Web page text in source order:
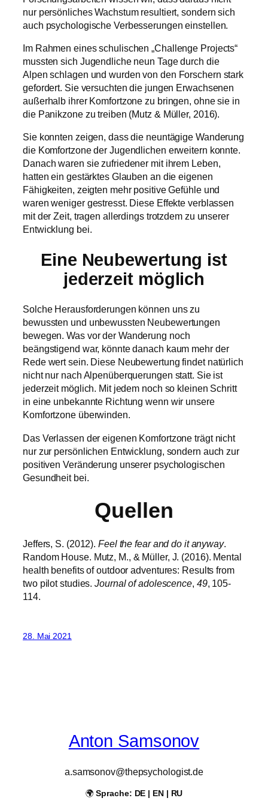
nur persönliches Wachstum resultiert, sondern sich
auch psychologische Verbesserungen einstellen.
Im Rahmen eines schulischen „Challenge Projects“
mussten sich Jugendliche neun Tage durch die
Alpen schlagen und wurden von den Forschern stark
gefordert. Sie versuchten die jungen Erwachsenen
außerhalb ihrer Komfortzone zu bringen, ohne sie in
die Panikzone zu treiben (Mutz & Müller, 2016).
Sie konnten zeigen, dass die neuntägige Wanderung
die Komfortzone der Jugendlichen erweitern konnte.
Danach waren sie zufriedener mit ihrem Leben,
hatten ein gestärktes Glauben an die eigenen
Fähigkeiten, zeigten mehr positive Gefühle und
waren weniger gestresst. Diese Effekte verblassen
mit der Zeit, tragen allerdings trotzdem zu unserer
Entwicklung bei.
Eine Neubewertung ist
jederzeit möglich
Solche Herausforderungen können uns zu
bewussten und unbewussten Neubewertungen
bewegen. Was vor der Wanderung noch
beängstigend war, könnte danach kaum mehr der
Rede wert sein. Diese Neubewertung findet natürlich
nicht nur nach Alpenüberquerungen statt. Sie ist
jederzeit möglich. Mit jedem noch so kleinen Schritt
in eine unbekannte Richtung wenn wir unsere
Komfortzone überwinden.
Das Verlassen der eigenen Komfortzone trägt nicht
nur zur persönlichen Entwicklung, sondern auch zur
positiven Veränderung unserer psychologischen
Gesundheit bei.
Quellen
Jeffers, S. (2012). Feel the fear and do it anyway.
Random House. Mutz, M., & Müller, J. (2016). Mental
health benefits of outdoor adventures: Results from
two pilot studies.Journal of adolescence, 49, 105-
114.
28. Mai 2021
Anton Samsonov
a.samsonov@thepsychologist.de
🌍Sprache: DE | EN | RU